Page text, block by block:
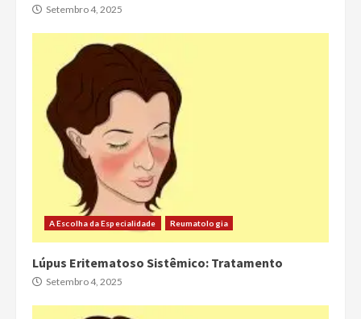
Setembro 4, 2025
A Escolha da Especialidade Reumatologia
Lúpus Eritematoso Sistêmico: Tratamento
Setembro 4, 2025